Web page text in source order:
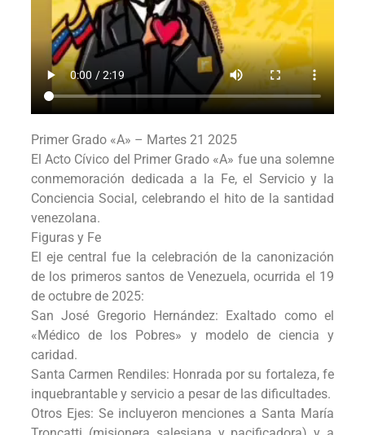
Primer Grado «A» – Martes 21 2025
​El Acto Cívico del Primer Grado «A» fue una solemne
conmemoración dedicada a la Fe, el Servicio y la
Conciencia Social, celebrando el hito de la santidad
venezolana.
​Figuras y Fe
​El eje central fue la celebración de la canonización
de los primeros santos de Venezuela, ocurrida el 19
de octubre de 2025:
​San José Gregorio Hernández: Exaltado como el
«Médico de los Pobres» y modelo de ciencia y
caridad.
​Santa Carmen Rendiles: Honrada por su fortaleza, fe
inquebrantable y servicio a pesar de las dificultades.
​Otros Ejes: Se incluyeron menciones a Santa María